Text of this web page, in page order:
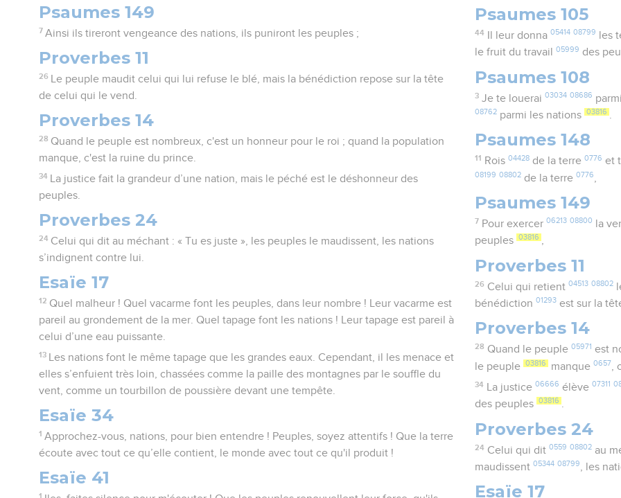
Psaumes 149
7 Ainsi ils tireront vengeance des nations, ils puniront les peuples ;
Proverbes 11
26
Le peuple maudit celui qui lui refuse le blé, mais la bénédiction repose sur la tête
de celui qui le vend.
Proverbes 14
28 Quand le peuple est nombreux, c'est un honneur pour le roi ; quand la population
manque, c'est la ruine du prince.
34
La justice fait la grandeur d’une nation, mais le péché est le déshonneur des
peuples.
Proverbes 24
24 Celui qui dit au méchant : « Tu es juste », les peuples le maudissent, les nations
s’indignent contre lui.
Esaïe 17
12 Quel malheur ! Quel vacarme font les peuples, dans leur nombre ! Leur vacarme est
pareil au grondement de la mer. Quel tapage font les nations ! Leur tapage est pareil à
celui d’une eau puissante.
13
Les nations font le même tapage que les grandes eaux. Cependant, il les menace et
elles s’enfuient très loin, chassées comme la paille des montagnes par le souffle du
vent, comme un tourbillon de poussière devant une tempête.
Esaïe 34
1 Approchez-vous, nations, pour bien entendre ! Peuples, soyez attentifs ! Que la terre
écoute avec tout ce qu’elle contient, le monde avec tout ce qu'il produit !
Esaïe 41
1
Psaumes 105
44 Il leur donna 05414 08799 les
le fruit du travail05999 des
Psaumes 108
3 Je te louerai 03034 08686
08762 parmi les nations 03816 .
Psaumes 148
11 Rois 04428de la terre 0776 et
08199 08802 de la terre0776
Psaumes 149
7 Pour exercer 06213 08800 la
peuples 03816 ,
Proverbes 11
26 Celui qui retient 04513 08802
bénédiction01293 est sur la
Proverbes 14
28 Quand le peuple 05971 est
le peuple 03816 manque0657
34 La justice 06666 élève 07311
des peuples 03816 .
Proverbes 24
24 Celui qui dit 0559 08802au
maudissent05344 08799 , les
Esaïe 17